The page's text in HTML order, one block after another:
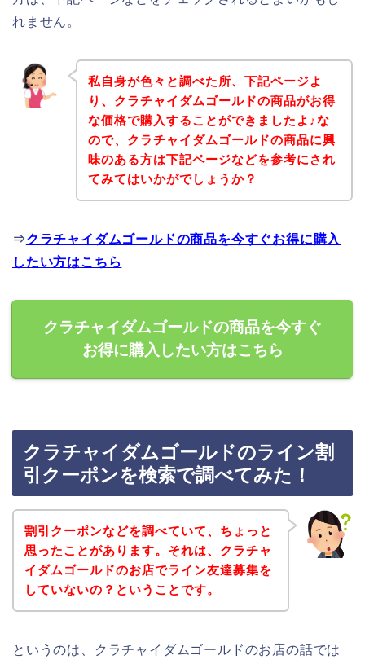
れません。
私自身が色々と調べた所、下記ページよ
り、クラチャイダムゴールドの商品がお得
な価格で購入することができましたよ♪な
ので、クラチャイダムゴールドの商品に興
味のある方は下記ページなどを参考にされ
てみてはいかがでしょうか？
⇒クラチャイダムゴールドの商品を今すぐお得に購入
したい方はこちら
クラチャイダムゴールドの商品を今すぐ
お得に購入したい方はこちら
クラチャイダムゴールドのライン割
引クーポンを検索で調べてみた！
割引クーポンなどを調べていて、ちょっと
思ったことがあります。それは、クラチャ
イダムゴールドのお店でライン友達募集を
していないの？ということです。
というのは、クラチャイダムゴールドのお店の話では